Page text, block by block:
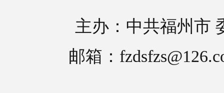
主办：中共福州市
邮箱：